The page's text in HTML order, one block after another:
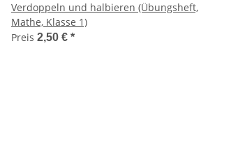
Verdoppeln und halbieren (Übungsheft,
Mathe, Klasse 1)
Preis 2,50 € *